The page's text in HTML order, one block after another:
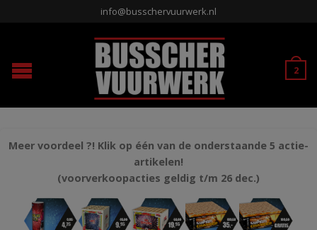
info@busschervuurwerk.nl
2
Meer voordeel ?! Klik op één van de onderstaande 5 actie-
artikelen!
(voorverkoopacties geldig t/m 26 dec.)